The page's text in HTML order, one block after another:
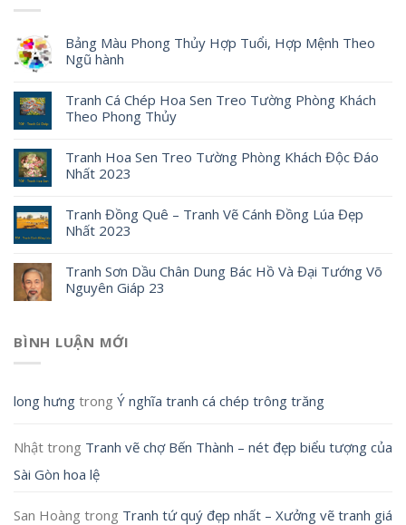
Bảng Màu Phong Thủy Hợp Tuổi, Hợp Mệnh Theo
Ngũ hành
Tranh Cá Chép Hoa Sen Treo Tường Phòng Khách
Theo Phong Thủy
Tranh Hoa Sen Treo Tường Phòng Khách Độc Đáo
Nhất 2023
Tranh Đồng Quê – Tranh Vẽ Cánh Đồng Lúa Đẹp
Nhất 2023
Tranh Sơn Dầu Chân Dung Bác Hồ Và Đại Tướng Võ
Nguyên Giáp 23
BÌNH LUẬN MỚI
long hưng trong Ý nghĩa tranh cá chép trông trăng
Nhật trong Tranh vẽ chợ Bến Thành – nét đẹp biểu tượng của
Sài Gòn hoa lệ
San Hoàng trong Tranh tứ quý đẹp nhất – Xưởng vẽ tranh giá